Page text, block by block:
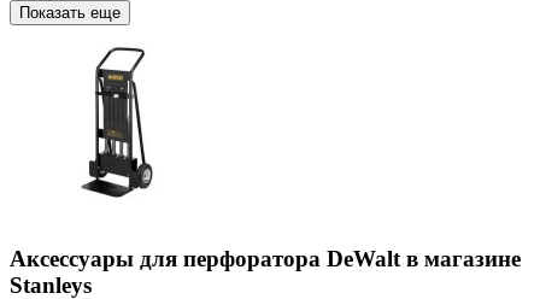
Показать еще
Аксессуары для перфоратора DeWalt в магазине
Stanleys